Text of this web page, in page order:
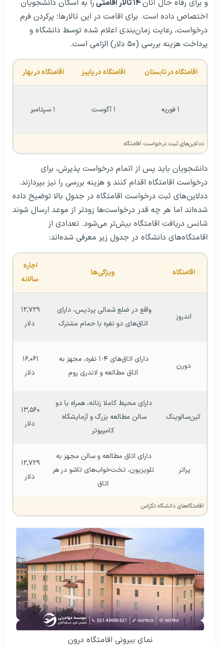
و برای رفاه حال آنان
را به اسکان دانشجویان
اختصاص داده است. برای اقامت در این تالارها؛ پرکردن فرم
درخواست، رعایت زمان‌بندی اعلام شده توسط دانشگاه و
پرداخت هزینه بررسی (۵۰ دلار) الزامی است.
اقامتگاه در تابستان اقامتگاه در پاییز اقامتگاه در بهار
۱ فوریه ۱ آگوست ۱ سپتامبر
ددلاین‌های ثبت درخواست اقامتگاه
دانشجویان باید پس از اتمام درخواست پذیرش، برای
درخواست اقامتگاه اقدام کنند و هزینه بررسی را نیز بپردازند.
ددلاین‌های ثبت درخواست اقامتگاه در جدول بالا توضیح داده
شده‌اند اما هر چه قدر درخواست‌ها زودتر از موعد ارسال شوند
شانس دریافت اقامتگاه بیش‌تر می‌شود. تعدادی از
اقامتگاه‌های دانشگاه در جدول زیر معرفی شده‌اند:
اقامتگاه ویژگی‌ها
سالانه
اندروز
اتاق‌های دو نفره با حمام مشترک
دلار
دورن
اتاق مطالعه و لاندری روم
دلار
کین‌سالوینگ
کامپیوتر
دلار
پراتر
اتاق
دلار
اقامتگاه‌های دانشگاه تگزاس
نمای بیرونی اقامتگاه درون